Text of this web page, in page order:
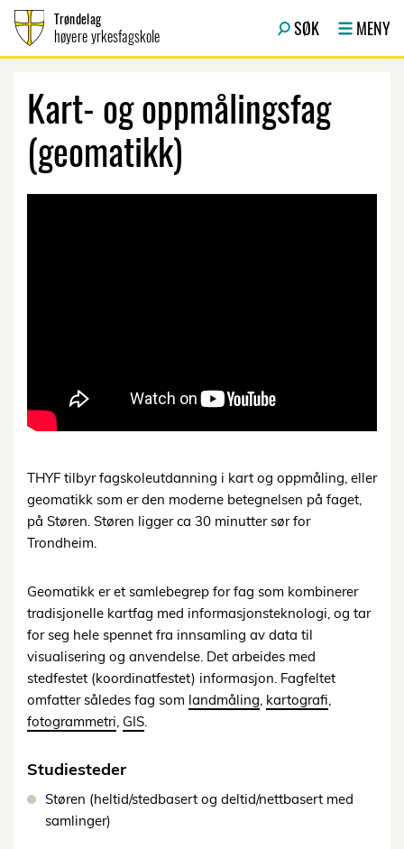
Trøndelag
høyere yrkesfagskole SØK MENY
Kart- og oppmålingsfag
(geomatikk)
THYF tilbyr fagskoleutdanning i kart og oppmåling, eller
geomatikk som er den moderne betegnelsen på faget,
på Støren. Støren ligger ca 30 minutter sør for
Trondheim.
Geomatikk er et samlebegrep for fag som kombinerer
tradisjonelle kartfag med informasjonsteknologi, og tar
for seg hele spennet fra innsamling av data til
visualisering og anvendelse. Det arbeides med
stedfestet (koordinatfestet) informasjon. Fagfeltet
omfatter således fag som landmåling kartografi
fotogrammetri GIS
Studiesteder
Støren (heltid/stedbasert og deltid/nettbasert med
samlinger)